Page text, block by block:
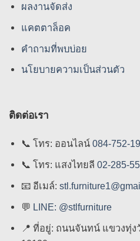
ผลงานจัดส่ง
แคตตาล็อค
คําถามที่พบบ่อย
นโยบายความเป็นส่วนตัว
ติดต่อเรา
📞โทร: ออนไลน์084-752-
📞โทร: แสงไทยลี 02-285-
📧 อีเมล์:
💬 LINE: @stlfurniture
📍 ที่อยู่: ถนนจันทน์ แขวงทุ่ง